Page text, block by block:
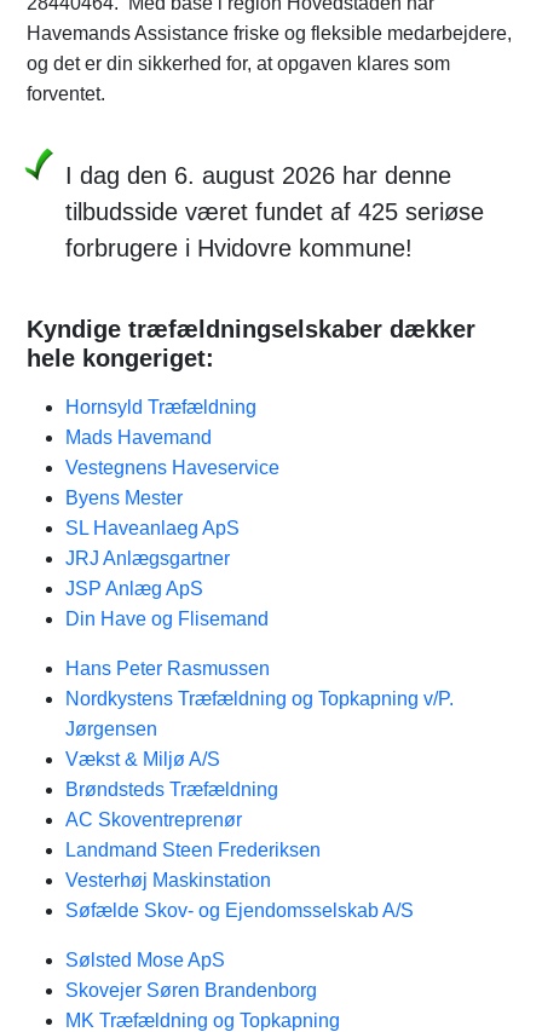
Havemands Assistance friske og fleksible medarbejdere,
og det er din sikkerhed for, at opgaven klares som
forventet.
I dag den 6. august 2026 har denne
tilbudsside været fundet af 425 seriøse
forbrugere i Hvidovre kommune!
Kyndige træfældningselskaber dækker
hele kongeriget:
Hornsyld Træfældning
Mads Havemand
Vestegnens Haveservice
Byens Mester
SL Haveanlaeg ApS
JRJ Anlægsgartner
JSP Anlæg ApS
Din Have og Flisemand
Hans Peter Rasmussen
Nordkystens Træfældning og Topkapning v/P.
Jørgensen
Vækst & Miljø A/S
Brøndsteds Træfældning
AC Skoventreprenør
Landmand Steen Frederiksen
Vesterhøj Maskinstation
Søfælde Skov- og Ejendomsselskab A/S
Sølsted Mose ApS
Skovejer Søren Brandenborg
MK Træfældning og Topkapning